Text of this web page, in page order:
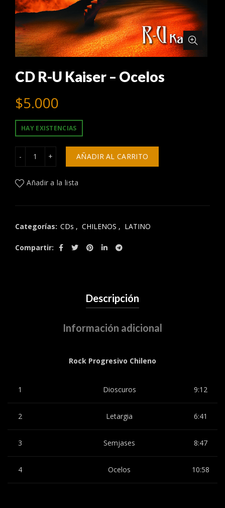
CD R-U Kaiser – Ocelos
$5.000
HAY EXISTENCIAS
CD R-U Kaiser - Ocelos cantidad
AÑADIR AL CARRITO
Añadir a la lista
Categorías: CDs , CHILENOS , LATINO
Compartir
Descripción
Información adicional
Rock Progresivo Chileno
1 Dioscuros 9:12
2 Letargia 6:41
3 Semjases 8:47
4 Ocelos 10:58